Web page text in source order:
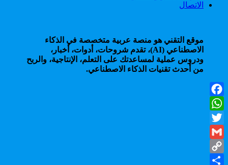
الاتصال
موقع التقني هو منصة عربية متخصصة في الذكاء
الاصطناعي (AI)، تقدم شروحات، أدوات، أخبار،
ودروس عملية لمساعدتك على التعلم، الإنتاجية، والربح
من أحدث تقنيات الذكاء الاصطناعي.
Facebook
WhatsApp
Twitter
Gmail
Copy